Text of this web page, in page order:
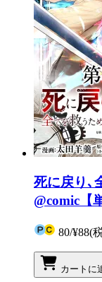
死に戻り､
@comic【
80/¥88(
カートに